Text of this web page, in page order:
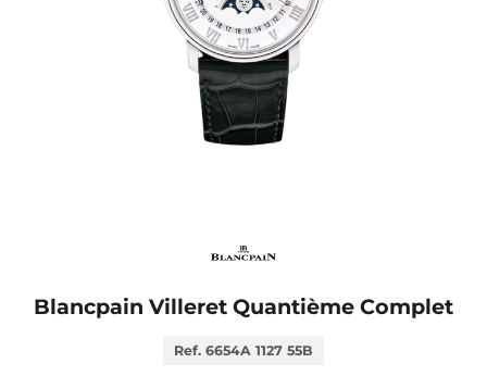
Blancpain Villeret Quantième Complet
Ref. 6654A 1127 55B